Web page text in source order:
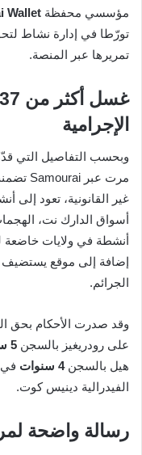
مؤسسي محفظة Wallet
تورّطا في إدارة نشاط
تمريرها عبر المنصة.
الإجرامية
وبحسب التفاصيل التي
مرت عبر Samourai تضمنت أكثر من
غير القانونية، تعود
أسواق الدارك نت،
أنشطة في ولايات خاضعة
إضافة إلى موقع يستضيف
الجرائم.
وقد صدرت الأحكام بحق
على رودريغيز بالسجن 5 سنوات
هيل بالسجن4 سنوات
الفيدرالية دينيس كوت.
رسالة واضحة